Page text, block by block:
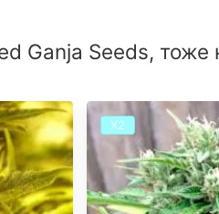
Ganja Seeds, тоже
Х2